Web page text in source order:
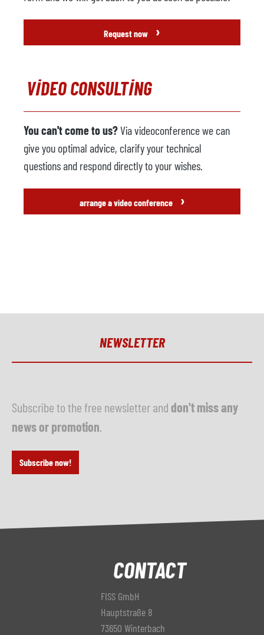
Request now ›
VIDEO CONSULTING
You can't come to us?Via videoconference we can
give you optimal advice, clarify your technical
questions and respond directly to your wishes.
arrange a video conference ›
NEWSLETTER
Subscribe to the free newsletter and don't miss any
news or promotion
Subscribe now!
CONTACT
FISS GmbH
Hauptstraße 8
73650 Winterbach